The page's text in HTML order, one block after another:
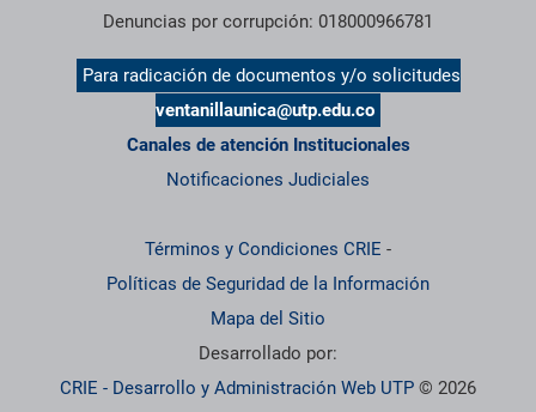
Denuncias por corrupción: 018000966781
Para radicación de documentos y/o solicitudes
ventanillaunica@utp.edu.co
Canales de atención Institucionales
Notificaciones Judiciales
Términos y Condiciones CRIE -
Políticas de Seguridad de la Información
Mapa del Sitio
Desarrollado por:
CRIE - Desarrollo y Administración Web UTP © 2026